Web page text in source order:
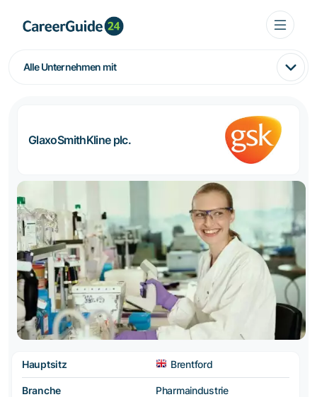
Alle Unternehmen mit
GlaxoSmithKline plc.
Hauptsitz Brentford
Branche Pharmaindustrie